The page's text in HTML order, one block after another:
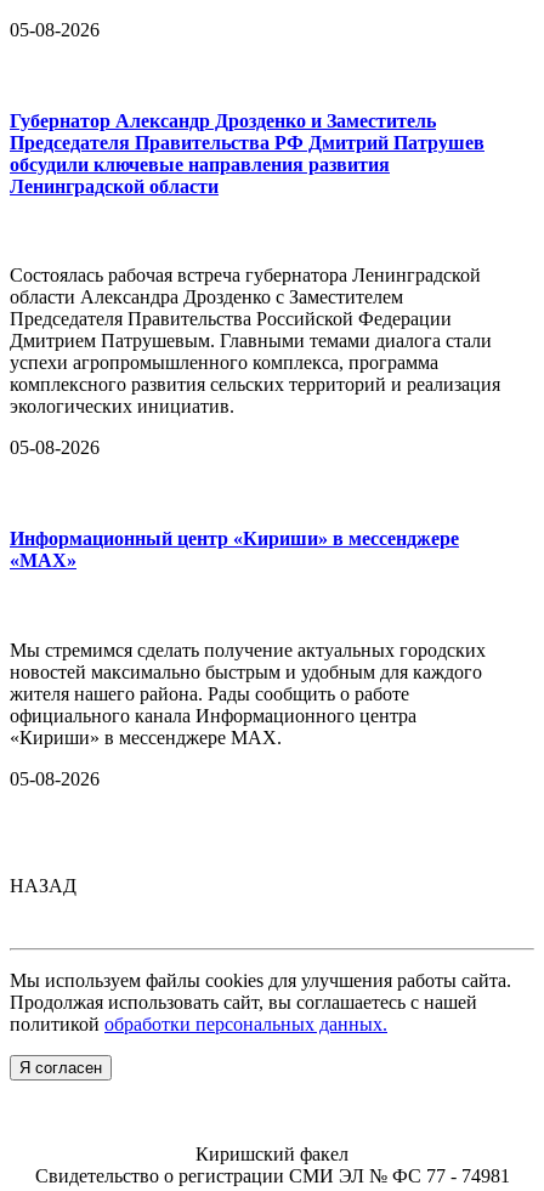
05-08-2026
Губернатор Александр Дрозденко и Заместитель
Председателя Правительства РФ Дмитрий Патрушев
обсудили ключевые направления развития
Ленинградской области
Состоялась рабочая встреча губернатора Ленинградской
области Александра Дрозденко с Заместителем
Председателя Правительства Российской Федерации
Дмитрием Патрушевым. Главными темами диалога стали
успехи агропромышленного комплекса, программа
комплексного развития сельских территорий и реализация
экологических инициатив.
05-08-2026
Информационный центр «Кириши» в мессенджере
«MAX»
Мы стремимся сделать получение актуальных городских
новостей максимально быстрым и удобным для каждого
жителя нашего района. Рады сообщить о работе
официального канала Информационного центра
«Кириши» в мессенджере MAX.
05-08-2026
НАЗАД
Мы используем файлы cookies для улучшения работы сайта.
Продолжая использовать сайт, вы соглашаетесь с нашей
политикой обработки персональных данных.
Я согласен
Киришский факел
Свидетельство о регистрации СМИ ЭЛ № ФС 77 - 74981